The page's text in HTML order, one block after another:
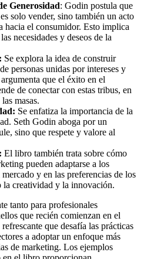
Generosidad: Godin postula que
solo vender, sino también un acto
hacia el consumidor. Esto implica
necesidades y deseos de la
Se explora la idea de construir
personas unidas por intereses y
que el éxito en el
de conectar con estas tribus, en
masas.
Se enfatiza la importancia de la
Seth Godin aboga por un
sino que respete y valore al
El libro también trata sobre cómo
pueden adaptarse a los
y en las preferencias de los
la creatividad y la innovación.
tanto para profesionales
que recién comienzan en el
que desafía las prácticas
a adoptar un enfoque más
de marketing. Los ejemplos